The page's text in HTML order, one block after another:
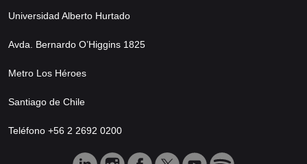
Universidad Alberto Hurtado
Avda. Bernardo O’Higgins 1825
Metro Los Héroes
Santiago de Chile
Teléfono +56 2 2692 0200